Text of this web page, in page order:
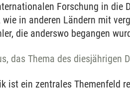
Forschung in die
in anderen Ländern mit
die anderswo begangen
das Thema des diesjährigen
ist ein zentrales Themenfeld